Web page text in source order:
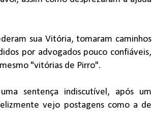
sua Vitória, tomaram caminhos
por advogados pouco confiáveis,
"vitórias de Pirro".
sentença indiscutível, após um
vejo postagens como a de